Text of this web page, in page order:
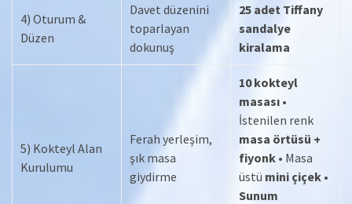
4) Oturum &
Düzen
Davet düzenini
toparlayan
dokunuş
25 adet Tiffany
sandalye
kiralama
5) Kokteyl Alan
Kurulumu
Ferah yerleşim,
şık masa
giydirme
10 kokteyl
masası •
İstenilen renk
masa örtüsü +
fiyonk • Masa
üstü mini çiçek •
Sunum